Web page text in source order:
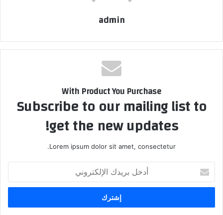
admin
With Product You Purchase
Subscribe to our mailing list to
get the new updates!
Lorem ipsum dolor sit amet, consectetur.
بريدك
الإلكتروني